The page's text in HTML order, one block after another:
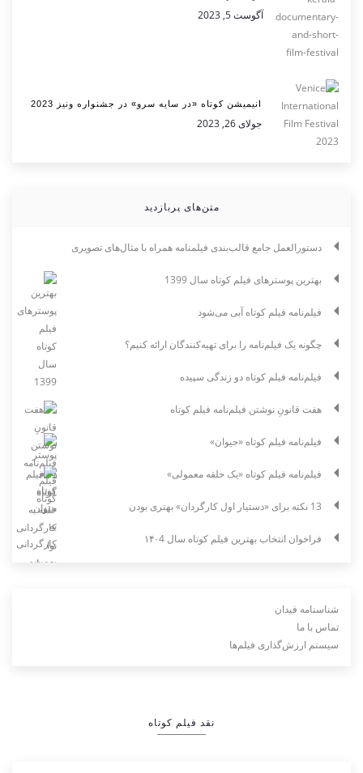
آگوست 5, 2023
انیمیشن کوتاه «در سایه سرو» در جشنواره ونیز 2023
جولای 26, 2023
متن‌های پربازدید
دستورالعمل جامع قالب‌بندی فیلمنامه همراه با مثال‌های تصویری
بهترین پوسترهای فیلم کوتاه سال 1399
فیلم‌نامه فیلم کوتاه آبی می‌شود
چگونه یک فیلم‌نامه را برای تهیه‌کنندگان ارائه کنیم؟
فیلم‌نامه فیلم کوتاه دو زندگی سپیده
هفت قانونِ نوشتن فیلم‌نامه فیلم کوتاه
فیلم‌نامه فیلم کوتاه «حیوان»
فیلم‌نامه فیلم کوتاه «یک حلقه معمولی»
13 نکته برای «دستیار اول کارگردان» بهتری بودن
فراخوان انتخاب بهترین فیلم کوتاه سال ۱۴۰4
شناسنامه فیدان
تماس با ما
سیستم ارزش‌گذاری فیلم‌ها
نقد فیلم کوتاه